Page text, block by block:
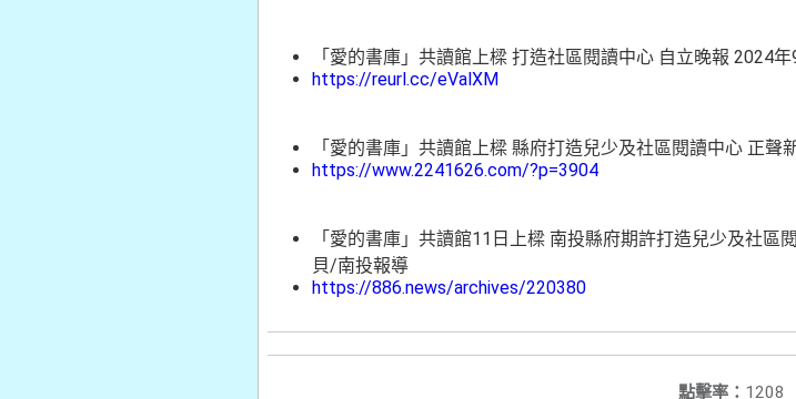
「愛的書庫」共讀館上樑 打造社區閱讀中心 自立晚報 2024
https://reurl.cc/eValXM
「愛的書庫」共讀館上樑 縣府打造兒少及社區閱讀中心 正
https://www.2241626.com/?p=3904
「愛的書庫」共讀館11日上樑 南投縣府期許打造兒少及社
貝/南投報導
https://886.news/archives/220380
點擊率： 1208